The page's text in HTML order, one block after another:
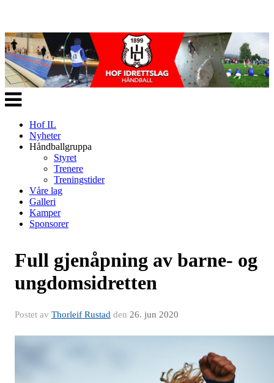
Veksle
navigasjon
Hof IL
Nyheter
Håndballgruppa
Styret
Trenere
Treningstider
Våre lag
Galleri
Kamper
Sponsorer
Full gjenåpning av barne- og
ungdomsidretten
Postet av Thorleif Rustad den 26. jun 2020